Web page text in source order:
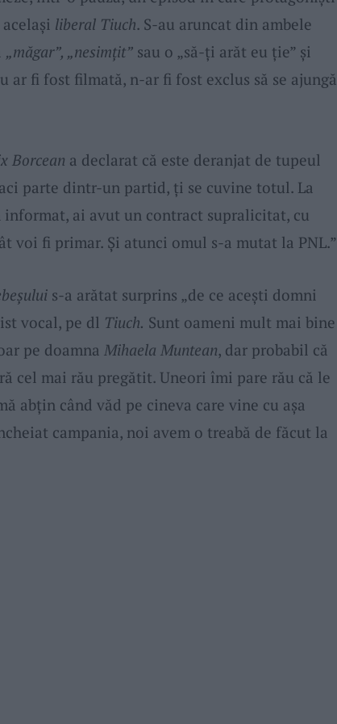
același liberal Tiuch. S-au aruncat din ambele
„măgar”, „nesimțit”sau o „să-ți arăt eu ție” și
ar fi fost filmată, n-ar fi fost exclus să se ajungă
Borcean a declarat că este deranjat de tupeul
parte dintr-un partid, ți se cuvine totul. La
informat, ai avut un contract supralicitat, cu
voi fi primar. Și atunci omul s-a mutat la PNL.”
s-a arătat surprins „de ce acești domni
vocal, pe dl Tiuch. Sunt oameni mult mai bine
pe doamna Mihaela Muntean, dar probabil că
cel mai rău pregătit. Uneori îmi pare rău că le
abțin când văd pe cineva care vine cu așa
campania, noi avem o treabă de făcut la